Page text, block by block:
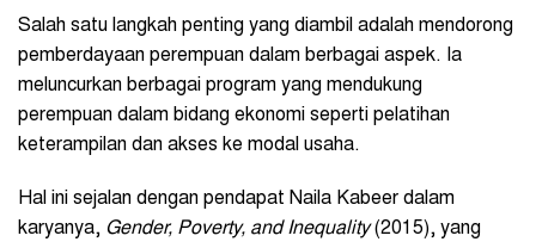
Salah satu langkah penting yang diambil adalah mendorong
pemberdayaan perempuan dalam berbagai aspek. Ia
meluncurkan berbagai program yang mendukung
perempuan dalam bidang ekonomi seperti pelatihan
keterampilan dan akses ke modal usaha.
Hal ini sejalan dengan pendapat Naila Kabeer dalam
karyanya, Gender, Poverty, and Inequality(2015), yang